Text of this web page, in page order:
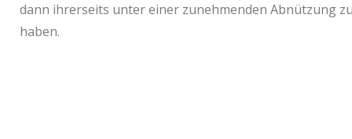
dann ihrerseits unter einer zunehmenden Abnützung
haben.